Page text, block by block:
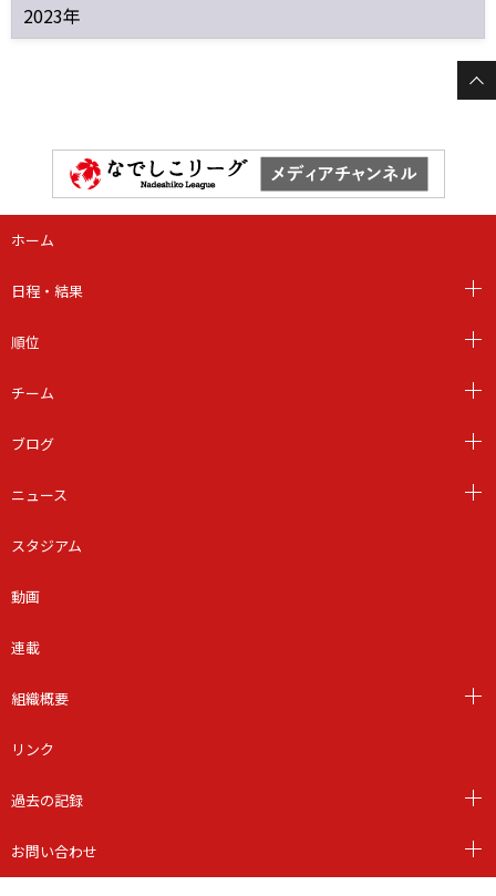
2023年
ホーム
日程・結果
順位
チーム
ブログ
ニュース
スタジアム
動画
連載
組織概要
リンク
過去の記録
お問い合わせ